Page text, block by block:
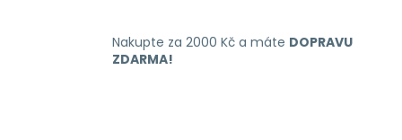
Nakupte za 2000 Kč a máte DOPRAVU
ZDARMA!